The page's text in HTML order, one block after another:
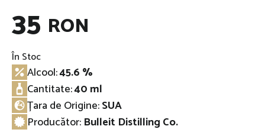
35 RON
În Stoc
Alcool:45.6 %
Cantitate:40 ml
Țara de Origine:SUA
Producător: Bulleit Distilling Co.